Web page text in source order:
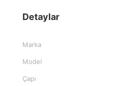
Detaylar
Marka
Model
Çapı